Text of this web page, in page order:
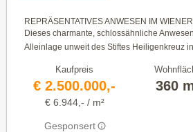
REPRÄSENTATIVES ANWESEN IM
Dieses charmante, schlossähnliche
Alleinlage unweit des Stiftes Heiligenkreuz
Kaufpreis
€ 2.500.000,-
€ 6.944,- / m²
Gesponsert
360